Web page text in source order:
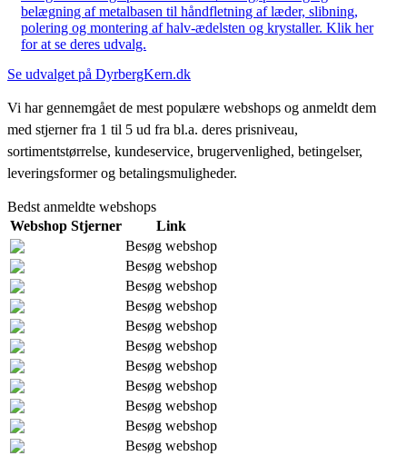
belægning af metalbasen til håndfletning af læder, slibning,
polering og montering af halv-ædelsten og krystaller. Klik her
for at se deres udvalg.
Se udvalget på DyrbergKern.dk
Vi har gennemgået de mest populære webshops og anmeldt dem
med stjerner fra 1 til 5 ud fra bl.a. deres prisniveau,
sortimentstørrelse, kundeservice, brugervenlighed, betingelser,
leveringsformer og betalingsmuligheder.
Bedst anmeldte webshops
Webshop Stjerner
Link
Besøg webshop
Besøg webshop
Besøg webshop
Besøg webshop
Besøg webshop
Besøg webshop
Besøg webshop
Besøg webshop
Besøg webshop
Besøg webshop
Besøg webshop